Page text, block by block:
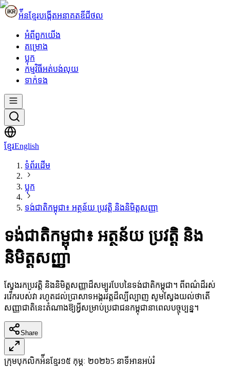
អ៉ីនខ្មែរបង្កើតអនាគតឌីជីថល
អំពី​ពួក​យើង
គម្រោង
ប្លុក
កម្មវិធីអត់បង់លុយ
ទាក់ទង
ខ្មែរEnglish
ទំព័រដើម
ប្លុក
ទង់ជាតិកម្ពុជា៖ អត្ថន័យ ប្រវត្តិ និងនិមិត្តសញ្ញា
ទង់ជាតិកម្ពុជា៖ អត្ថន័យ ប្រវត្តិ និង
និមិត្តសញ្ញា
ស្វែងរកប្រវត្តិ និងនិមិត្តសញ្ញាដ៏សម្បូរបែបនៃទង់ជាតិកម្ពុជា។ ពីពណ៌ដ៏រស់
រវើករបស់វា រហូតដល់ប្រាសាទអង្គរវត្តដ៏ល្បីល្បាញ សូមស្វែងយល់ថាតើ
សញ្ញាជាតិនេះតំណាងឱ្យអ្វីសម្រាប់ប្រជាជនកម្ពុជានាពេលបច្ចុប្បន្ន។
Share
ក្រុមបុកលិកអ៉ីនខ្មែរ១៥ កុម្ភៈ ២០២៦5 នាទីអានអប់រំ